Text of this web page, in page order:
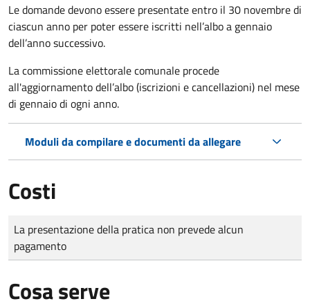
Le domandedevono essere presentate entro il 30 novembre di
ciascun anno per poter essere iscritti nell’albo a gennaio
dell’anno successivo.
La commissione elettorale comunale procede
all'aggiornamento dell’albo (iscrizioni e cancellazioni) nel mese
di gennaio di ogni anno.
Moduli da compilare e documenti da allegare
Costi
Tipo di pagamento
Importo
La presentazione della pratica non prevede alcun
pagamento
Cosa serve